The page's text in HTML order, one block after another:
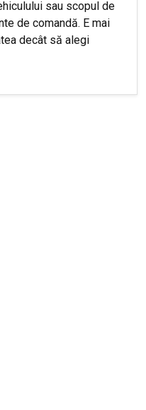
sau scopul de
de comandă. E mai
decât să alegi